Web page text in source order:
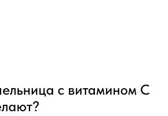
с витамином C